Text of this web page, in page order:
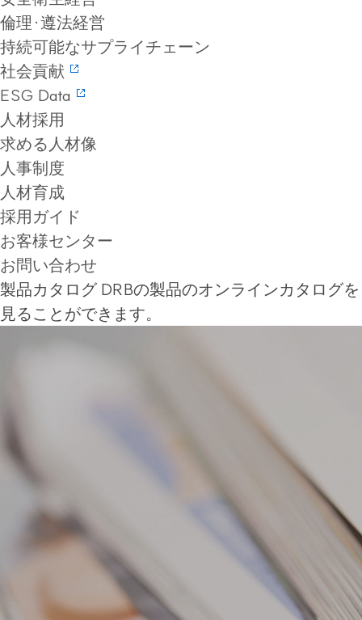
倫理·遵法経営
持続可能なサプライチェーン
社会貢献
ESG Data
人材採用
求める人材像
人事制度
人材育成
採用ガイド
お客様センター
お問い合わせ
製品カタログ DRBの製品のオンラインカタログを
見ることができます。